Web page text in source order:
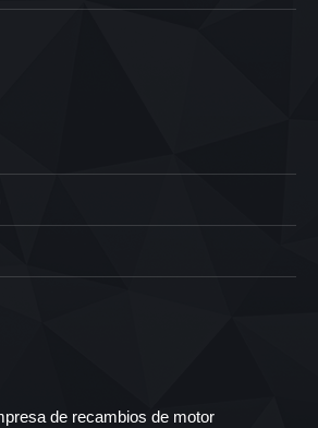
de recambios de motor